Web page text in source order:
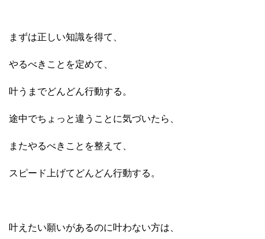
まずは正しい知識を得て、
やるべきことを定めて、
叶うまでどんどん行動する。
途中でちょっと違うことに気づいたら、
またやるべきことを整えて、
スピード上げてどんどん行動する。
叶えたい願いがあるのに叶わない方は、